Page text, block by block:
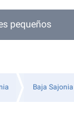
pequeños
Baja Sajonia